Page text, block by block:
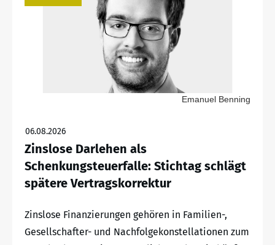
Emanuel Benning
06.08.2026
Zinslose Darlehen als
Schenkungsteuerfalle: Stichtag schlägt
spätere Vertragskorrektur
Zinslose Finanzierungen gehören in Familien-,
Gesellschafter- und Nachfolgekonstellationen zum